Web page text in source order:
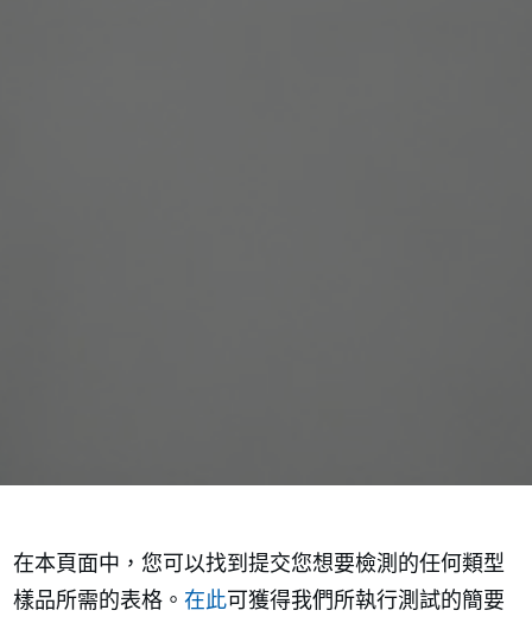
在本頁面中，您可以找到提交您想要檢測的任何類型
樣品所需的表格。 在此可獲得我們所執行測試的簡要